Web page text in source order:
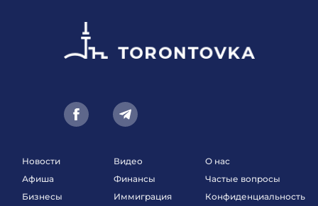
Новости
Афиша
Бизнесы
Видео
Финансы
Иммиграция
О нас
Частые вопросы
Конфиденциальность